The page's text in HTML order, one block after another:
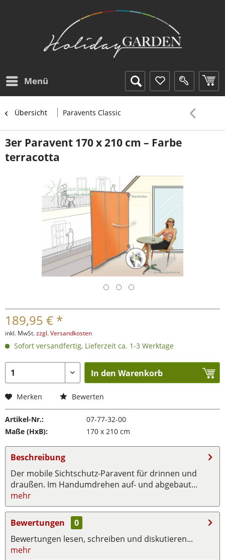
Menü
Übersicht Paravents Classic
3er Paravent 170 x 210 cm – Farbe
terracotta
189,95 € *
inkl. MwSt.zzgl. Versandkosten
Sofort versandfertig, Lieferzeit ca. 1-3 Werktage
In den Warenkorb
Merken Bewerten
Artikel-Nr.:
07-77-32-00
Maße (HxB):
170 x 210 cm
Beschreibung
Der mobile Sichtschutz-Paravent für drinnen und
draußen. Im Handumdrehen auf- und abgebaut...
mehr
Bewertungen
0
Bewertungen lesen, schreiben und diskutieren...
mehr